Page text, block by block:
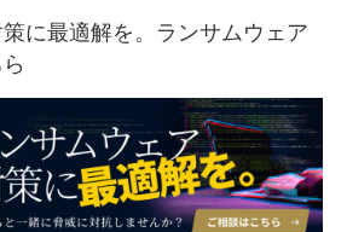
に最適解を。ランサムウェア